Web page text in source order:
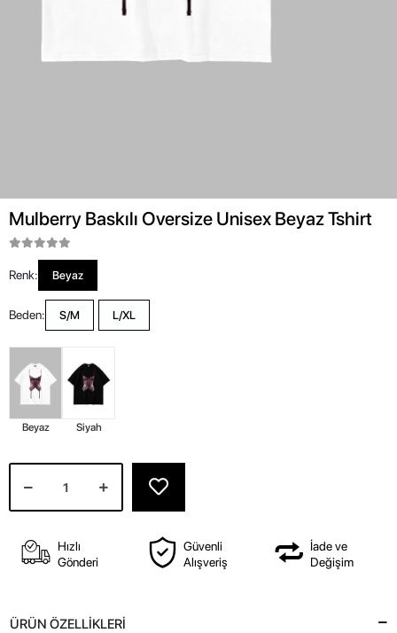
Mulberry Baskılı Oversize Unisex Beyaz Tshirt
Renk: Beyaz
Beden: S/M L/XL
Beyaz Siyah
Hızlı
Gönderi
Güvenli
Alışveriş
İade ve
Değişim
ÜRÜN ÖZELLİKLERİ